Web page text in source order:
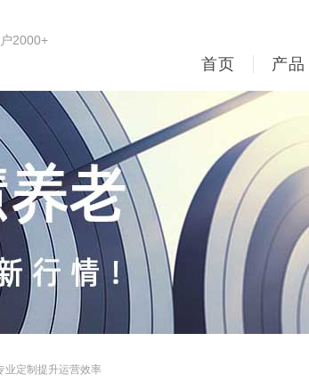
2000+
首页 产品
业定制提升运营效率